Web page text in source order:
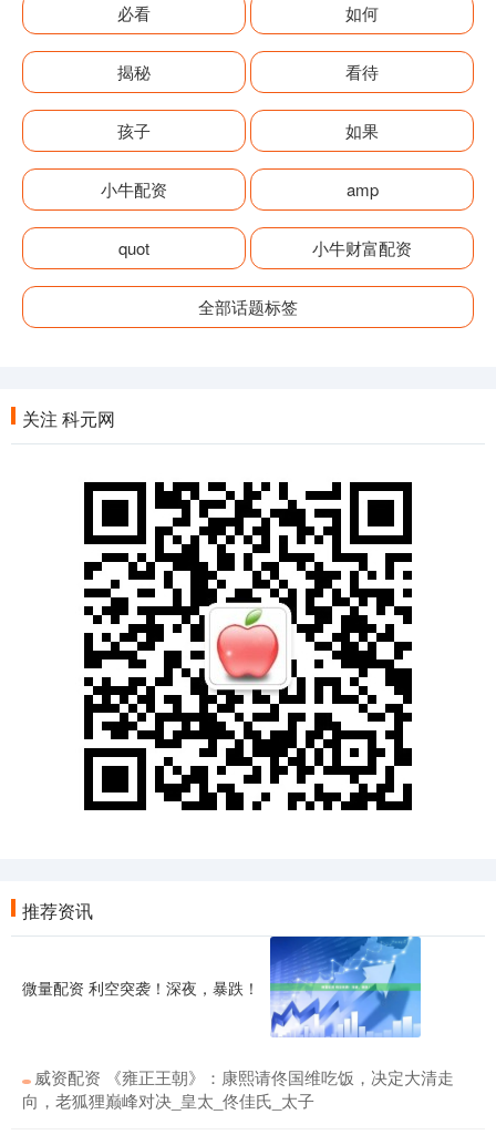
必看 如何
揭秘 看待
孩子 如果
小牛配资 amp
quot 小牛财富配资
全部话题标签
关注 科元网
推荐资讯
微量配资 利空突袭！深夜，暴跌！
威资配资 《雍正王朝》：康熙请佟国维吃饭，决定大清走
向，老狐狸巅峰对决_皇太_佟佳氏_太子